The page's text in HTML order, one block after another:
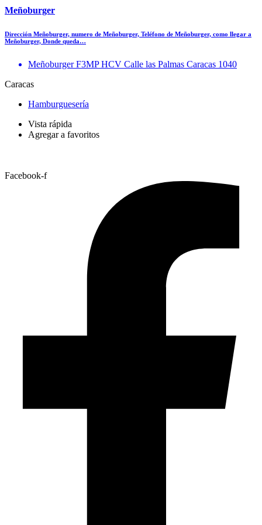
Meñoburger
Dirección Meñoburger, numero de Meñoburger, Teléfono de Meñoburger, como llegar a
Meñoburger, Donde queda…
Meñoburger F3MP HCV Calle las Palmas Caracas 1040
Caracas
Hamburguesería
Vista rápida
Agregar a favoritos
Facebook-f